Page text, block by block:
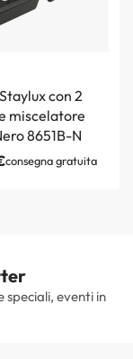
con 2
miscelatore
8651B-N
consegna gratuita
speciali, eventi in